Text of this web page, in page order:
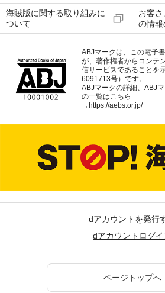
海賊版に関する取り組みに
ついて
お客
の情報
ABJマークは、この電子
が、著作権者からコンテ
信サービスであることを
6091713号）です。
ABJマークの詳細、ABJ
の一覧はこちら
→ https://aebs.or.jp/
dアカウントを発行
dアカウントログイ
ページトップへ